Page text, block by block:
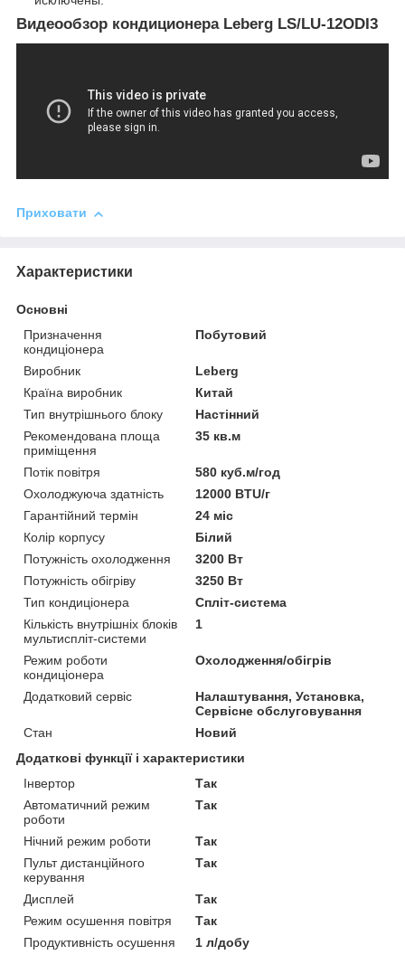
Видеообзор кондиционера Leberg LS/LU-12ODI3
Приховати
Характеристики
Основні
Призначення
кондиціонера
Побутовий
Виробник
Leberg
Країна виробник
Китай
Тип внутрішнього блоку
Настінний
Рекомендована площа
приміщення
35 кв.м
Потік повітря
580 куб.м/год
Охолоджуюча здатність
12000 BTU/г
Гарантійний термін
24 міс
Колір корпусу
Білий
Потужність охолодження
3200 Вт
Потужність обігріву
3250 Вт
Тип кондиціонера
Спліт-система
Кількість внутрішніх блоків
мультиспліт-системи
1
Режим роботи
кондиціонера
Охолодження/обігрів
Додатковий сервіс
Налаштування, Установка,
Сервісне обслуговування
Стан
Новий
Додаткові функції і характеристики
Інвертор
Так
Автоматичний режим
роботи
Так
Нічний режим роботи
Так
Пульт дистанційного
керування
Так
Дисплей
Так
Режим осушення повітря
Так
Продуктивність осушення
1 л/добу